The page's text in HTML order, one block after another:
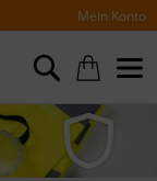
Mein Konto